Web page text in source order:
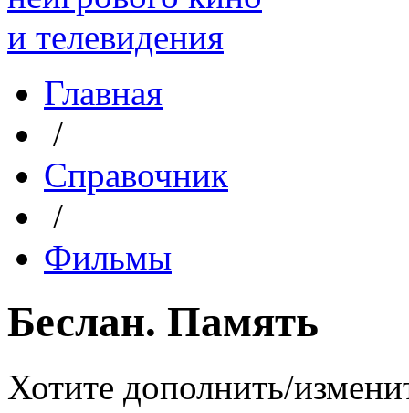
Главная
/
Справочник
/
Фильмы
Беслан. Память
Хотите дополнить/